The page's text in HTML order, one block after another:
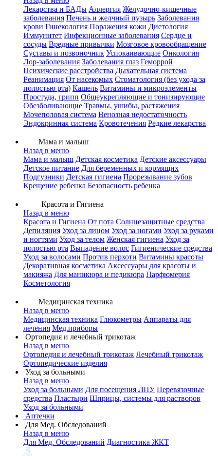
Лекарства и БАДы Аллергия Желудочно-кишечные
заболевания Печень и желчный пузырь Заболевания
крови Гинекология Поражения кожи Диетология
Иммунитет Инфекционные заболевания Сердце и
сосуды Вредные привычки Мозговое кровообращение
Суставы и позвоночник Успокаивающие Онкология
Лор-заболевания Заболевания глаз Геморрой
Психические расстройства Дыхательная система
Реанимация От насекомых Стоматология (без ухода за
полостью рта) Кашель Витамины и микроэлементы
Простуда, грипп Общеукрепляющие и тонизирующие
Обезболивающие Травмы, ушибы, растяжения
Мочеполовая система Венозная недостаточность
Эндокринная система Кровотечения Редкие лекарства
Мама и малыш
Назад в меню
Мама и малыш Детская косметика Детские аксессуары
Детское питание Для беременных и кормящих
Подгузники Детская гигиена Прорезывание зубов
Крещение ребенка Безопасность ребенка
Красота и Гигиена
Назад в меню
Красота и Гигиена От пота Солнцезащитные средства
Депиляция Уход за лицом Уход за ногами Уход за руками
и ногтями Уход за телом Женская гигиена Уход за
полостью рта Выпадение волос Гигиенические средства
Уход за волосами Против перхоти Витамины красоты
Декоративная косметика Аксессуары для красоты и
макияжа Для маникюра и педикюра Парфюмерия
Косметология
Медицинская техника
Назад в меню
Медицинская техника Глюкометры Аппараты для
лечения Мед.приборы
Ортопедия и лечебный трикотаж
Назад в меню
Ортопедия и лечебный трикотаж Лечебный трикотаж
Ортопедические изделия
Уход за больными
Назад в меню
Уход за больными Для посещения ЛПУ Перевязочные
средства Пластыри Шприцы, системы для растворов
Уход за больными
Аптечки
Для Мед. Обследований
Назад в меню
Для Мед. Обследований Диагностика ЖКТ